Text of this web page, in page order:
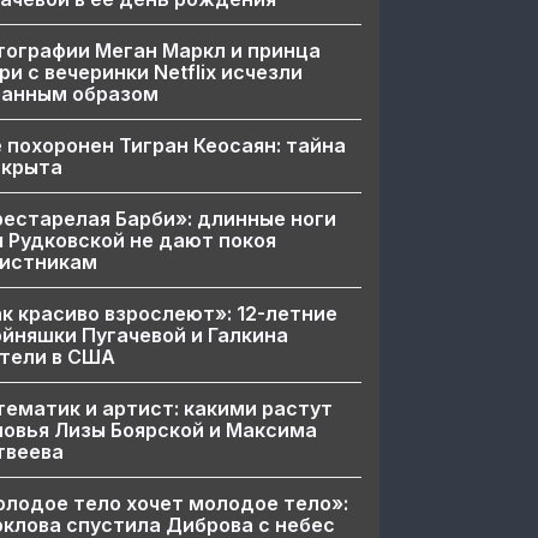
Меган Маркл и принца
с вечеринки Netflix исчезли
образом
похоронен Тигран Кеосаян: тайна
Барби»: длинные ноги
Рудковской не дают покоя
красиво взрослеют»: 12-летние
Пугачевой и Галкина
в США
и артист: какими растут
Лизы Боярской и Максима
тело хочет молодое тело»:
спустила Диброва с небес